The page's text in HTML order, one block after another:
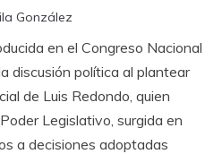
González
en el Congreso Nacional
discusión política al plantear
de Luis Redondo, quien
Legislativo, surgida en
a decisiones adoptadas